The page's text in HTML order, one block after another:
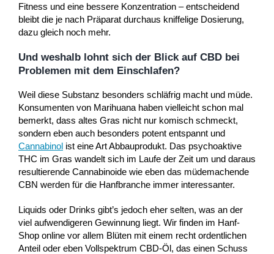
Fitness und eine bessere Konzentration – entscheidend
bleibt die je nach Präparat durchaus kniffelige Dosierung,
dazu gleich noch mehr.
Und weshalb lohnt sich der Blick auf CBD bei
Problemen mit dem Einschlafen?
Weil diese Substanz besonders schläfrig macht und müde.
Konsumenten von Marihuana haben vielleicht schon mal
bemerkt, dass altes Gras nicht nur komisch schmeckt,
sondern eben auch besonders potent entspannt und
Cannabinol ist eine Art Abbauprodukt. Das psychoaktive
THC im Gras wandelt sich im Laufe der Zeit um und daraus
resultierende Cannabinoide wie eben das müdemachende
CBN werden für die Hanfbranche immer interessanter.
Liquids oder Drinks gibt’s jedoch eher selten, was an der
viel aufwendigeren Gewinnung liegt. Wir finden im Hanf-
Shop online vor allem Blüten mit einem recht ordentlichen
Anteil oder eben Vollspektrum CBD-Öl, das einen Schuss